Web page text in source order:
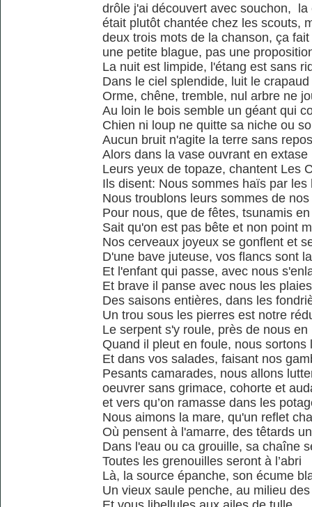
drôle j'ai découvert avec souchon,
était plutôt chantée chez les scouts,
deux trois mots de la chanson, ça
une petite blague, pas une
La nuit est limpide, l'étang est sans
Dans le ciel splendide, luit le crapaud
Orme, chêne, tremble, nul arbre ne
Au loin le bois semble un géant qui
Chien ni loup ne quitte sa niche ou
Aucun bruit n'agite la terre sans repos
Alors dans la vase ouvrant en extase
Leurs yeux de topaze, chantent Les
Ils disent: Nous sommes haïs par les
Nous troublons leurs sommes de
Pour nous, que de fêtes, tsunamis
Sait qu'on est pas bête et non point
Nos cerveaux joyeux se gonflent et
D'une bave juteuse, vos flancs sont
Et l'enfant qui passe, avec nous
Et brave il panse avec nous les plaies
Des saisons entières, dans les
Un trou sous les pierres est notre
Le serpent s'y roule, près de nous en
Quand il pleut en foule, nous sortons
Et dans vos salades, faisant nos
Pesants camarades, nous allons
oeuvrer sans grimace, cohorte et
et vers qu’on ramasse dans les
Nous aimons la mare, qu'un reflet
Où pensent à l'amarre, des têtards
Dans l'eau ou ca grouille, sa chaîne
Toutes les grenouilles seront à l’abri
Là, la source épanche, son écume
Un vieux saule penche, au milieu